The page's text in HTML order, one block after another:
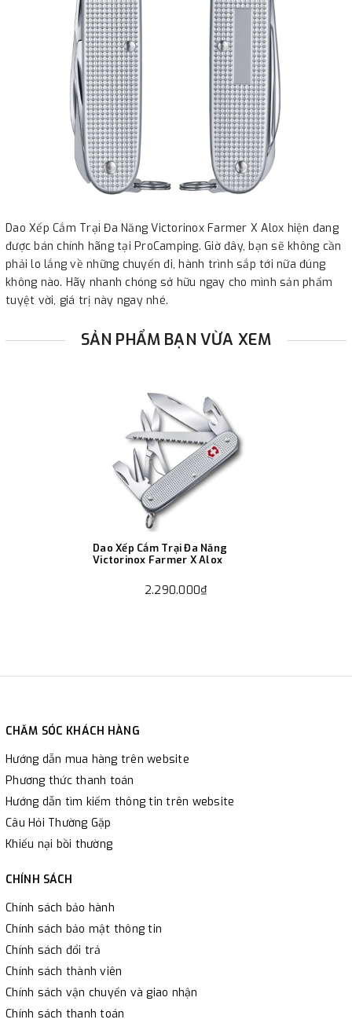
Dao Xếp Cắm Trại Đa Năng Victorinox Farmer X Alox hiện đang
được bán chính hãng tại ProCamping. Giờ đây, bạn sẽ không cần
phải lo lắng về những chuyến đi, hành trình sắp tới nữa đúng
không nào. Hãy nhanh chóng sở hữu ngay cho mình sản phẩm
tuyệt vời, giá trị này ngay nhé.
SẢN PHẨM BẠN VỪA XEM
Dao Xếp Cắm Trại Đa Năng
Victorinox Farmer X Alox
2.290.000₫
CHĂM SÓC KHÁCH HÀNG
Hướng dẫn mua hàng trên website
Phương thức thanh toán
Hướng dẫn tìm kiếm thông tin trên website
Câu Hỏi Thường Gặp
Khiếu nại bồi thường
CHÍNH SÁCH
Chính sách bảo hành
Chính sách bảo mật thông tin
Chính sách đổi trả
Chính sách thành viên
Chính sách vận chuyển và giao nhận
Chính sách thanh toán